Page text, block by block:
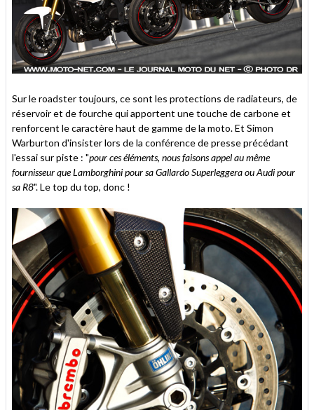
Sur le roadster toujours, ce sont les protections de radiateurs, de
réservoir et de fourche qui apportent une touche de carbone et
renforcent le caractère haut de gamme de la moto. Et Simon
Warburton d'insister lors de la conférence de presse précédant
l'essai sur piste : "pour ces éléments, nous faisons appel au même
fournisseur que Lamborghini pour sa Gallardo Superleggera ou Audi pour
sa R8". Le top du top, donc !